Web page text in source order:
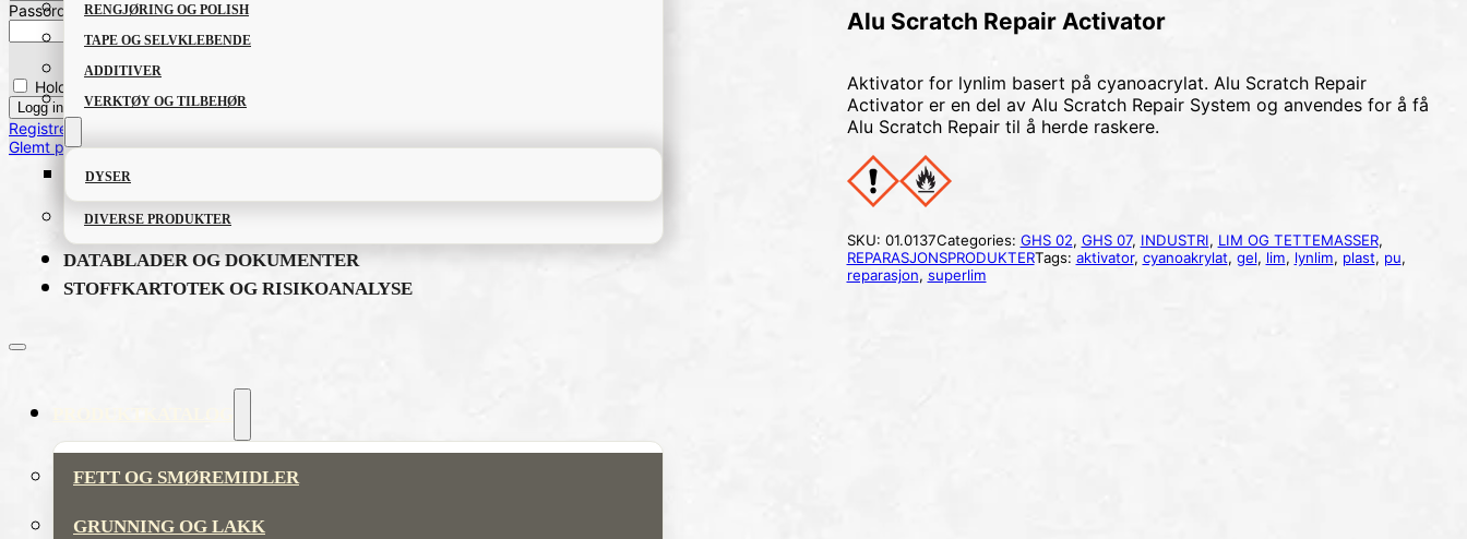
RENGJØRING OG POLISH
TAPE OG SELVKLEBENDE
ADDITIVER
VERKTØY OG TILBEHØR
DYSER
DIVERSE PRODUKTER
DATABLADER OG DOKUMENTER
STOFFKARTOTEK OG RISIKOANALYSE
FETT OG SMØREMIDLER
GRUNNING OG LAKK
Passord
Hold meg innlogget
Registrere bruker
Glemt passordet?
Alu Scratch Repair Activator
Aktivator for lynlim basert på cyanoacrylat. Alu Scratch Repair
Activator er en del av Alu Scratch Repair System og anvendes for å få
Alu Scratch Repair til å herde raskere.
SKU: 01.0137Categories: GHS 02, GHS 07, INDUSTRI, LIM OG TETTEMASSER,
REPARASJONSPRODUKTERTags: aktivator, cyanoakrylat, gel, lim, lynlim, plast, pu,
reparasjon, superlim